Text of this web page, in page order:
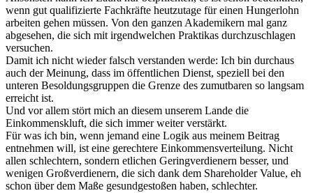
wenn gut qualifizierte Fachkräfte heutzutage für einen Hungerlohn
arbeiten gehen müssen. Von den ganzen Akademikern mal ganz
abgesehen, die sich mit irgendwelchen Praktikas durchzuschlagen
versuchen.
Damit ich nicht wieder falsch verstanden werde: Ich bin durchaus
auch der Meinung, dass im öffentlichen Dienst, speziell bei den
unteren Besoldungsgruppen die Grenze des zumutbaren so langsam
erreicht ist.
Und vor allem stört mich an diesem unserem Lande die
Einkommenskluft, die sich immer weiter verstärkt.
Für was ich bin, wenn jemand eine Logik aus meinem Beitrag
entnehmen will, ist eine gerechtere Einkommensverteilung. Nicht
allen schlechtern, sondern etlichen Geringverdienern besser, und
wenigen Großverdienern, die sich dank dem Shareholder Value, eh
schon über dem Maße gesundgestoßen haben, schlechter.